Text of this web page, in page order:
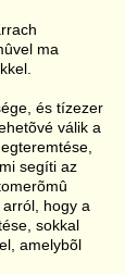
ma
és tízezer
válik a
segíti az
hogy a
sokkal
amelybõl